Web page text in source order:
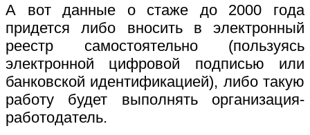
А вот данные о стаже до 2000 года
придется либо вносить в электронный
реестр самостоятельно (пользуясь
электронной цифровой подписью или
банковской идентификацией), либо такую
работу будет выполнять организация-
работодатель.